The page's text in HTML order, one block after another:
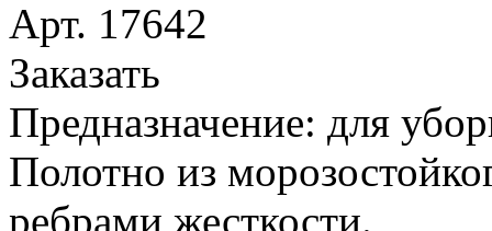
Арт. 17642
Заказать
Предназначение: для
Полотно из
ребрами жесткости.